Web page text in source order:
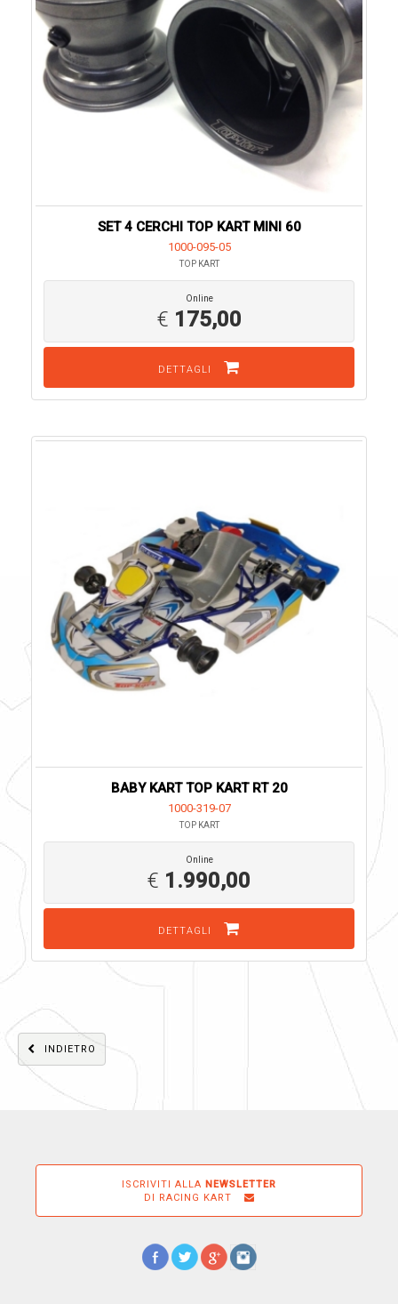
SET 4 CERCHI TOP KART MINI 60
1000-095-05
TOP KART
Online
€ 175,00
DETTAGLI
BABY KART TOP KART RT 20
1000-319-07
TOP KART
Online
€ 1.990,00
DETTAGLI
INDIETRO
ISCRIVITI ALLA NEWSLETTER
DI RACING KART